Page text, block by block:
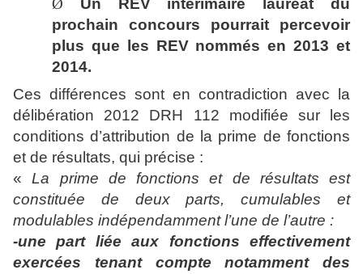
Ø Un REV intérimaire lauréat du
prochain concours pourrait percevoir
plus que les REV nommés en 2013 et
2014.
Ces différences sont en contradiction avec la
délibération 2012 DRH 112 modifiée sur les
conditions d’attribution de la prime de fonctions
et de résultats, qui précise :
«La prime de fonctions et de résultats est
constituée de deux parts, cumulables et
modulables indépendamment l’une de l’autre :
-une part liée aux fonctions effectivement
exercées tenant compte notamment des